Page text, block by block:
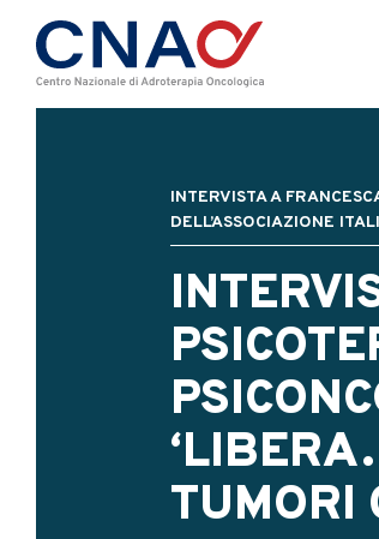
INTERVISTA A
DELL’ASSOCIAZIONE
TUMORI